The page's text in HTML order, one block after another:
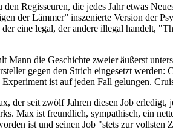
Regisseuren, die jedes Jahr etwas
der Lämmer” inszenierte Version der
der eine legal, der andere illegal handelt,
Mann die Geschichte zweier äußerst
gegen den Strich eingesetzt
Experiment ist auf jeden Fall gelungen.
der seit zwölf Jahren diesen Job
Max ist freundlich, sympathisch, ein
ist und seinen Job "stets zur